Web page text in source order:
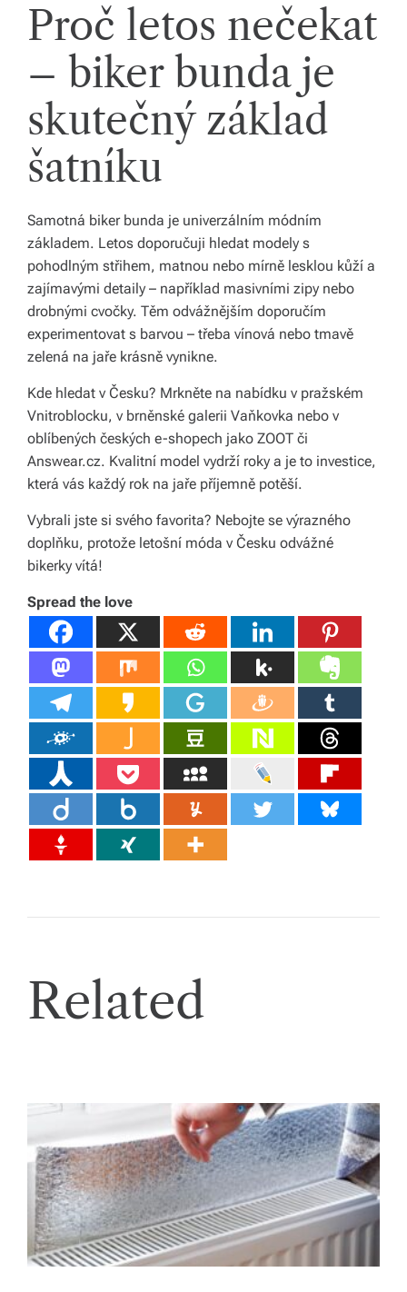
Proč letos nečekat
– biker bunda je
skutečný základ
šatníku
Samotná biker bunda je univerzálním módním
základem. Letos doporučuji hledat modely s
pohodlným střihem, matnou nebo mírně lesklou kůží a
zajímavými detaily – například masivními zipy nebo
drobnými cvočky. Těm odvážnějším doporučím
experimentovat s barvou – třeba vínová nebo tmavě
zelená na jaře krásně vynikne.
Kde hledat v Česku? Mrkněte na nabídku v pražském
Vnitroblocku, v brněnské galerii Vaňkovka nebo v
oblíbených českých e-shopech jako ZOOT či
Answear.cz. Kvalitní model vydrží roky a je to investice,
která vás každý rok na jaře příjemně potěší.
Vybrali jste si svého favorita? Nebojte se výrazného
doplňku, protože letošní móda v Česku odvážné
bikerky vítá!
Spread the love
Related